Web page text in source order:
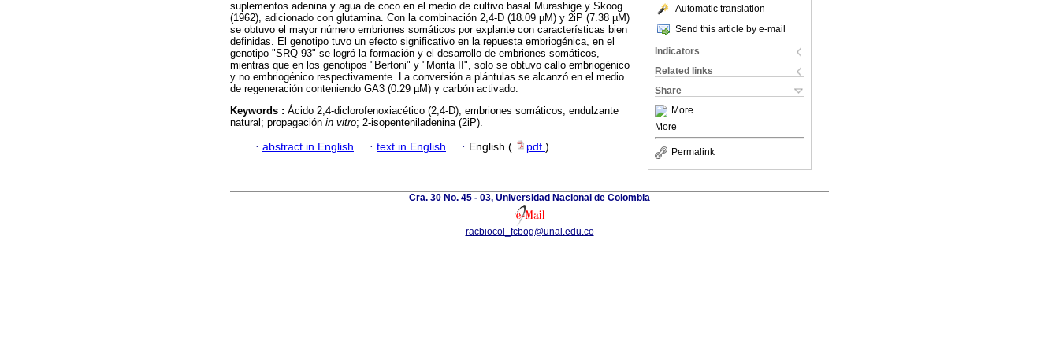
Automatic translation
Send this article by e-mail
Indicators
Related links
Share
More
More
Permalink
suplementos adenina y agua de coco en el medio de cultivo basal Murashige y Skoog
(1962), adicionado con glutamina. Con la combinación 2,4-D (18.09 µM) y 2iP (7.38 µM)
se obtuvo el mayor número embriones somáticos por explante con características bien
definidas. El genotipo tuvo un efecto significativo en la repuesta embriogénica, en el
genotipo "SRQ-93" se logró la formación y el desarrollo de embriones somáticos,
mientras que en los genotipos "Bertoni" y "Morita II", solo se obtuvo callo embriogénico
y no embriogénico respectivamente. La conversión a plántulas se alcanzó en el medio
de regeneración conteniendo GA3 (0.29 µM) y carbón activado.
Keywords : Ácido 2,4-diclorofenoxiacético (2,4-D); embriones somáticos; endulzante
natural; propagación in vitro; 2-isopenteniladenina (2iP).
· abstract in English · text in English · English ( pdf )
Cra. 30 No. 45 - 03, Universidad Nacional de Colombia
racbiocol_fcbog@unal.edu.co